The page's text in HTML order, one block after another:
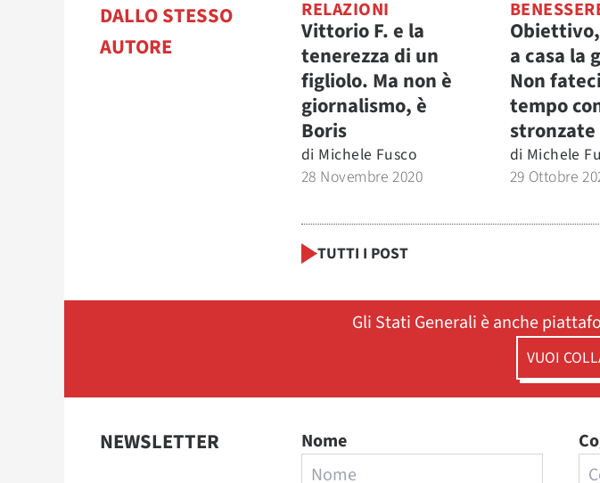
DALLO STESSO
AUTORE
RELAZIONI
Vittorio F. e la
tenerezza di un
figliolo. Ma non è
giornalismo, è
Boris
di Michele Fusco
28 Novembre 2020
a casa la
Non
tempo
stronzate
di Michele
29 Ottobre
TUTTI I POST
Gli Stati Generali è anche
VUOI
NEWSLETTER Nome